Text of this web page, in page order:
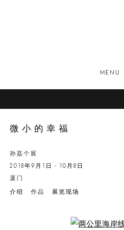
MENU
微小的幸福
孙荔个展
2018年9月1日 - 10月8日
厦门
介绍
作品 展览现场
Open a larger version of the